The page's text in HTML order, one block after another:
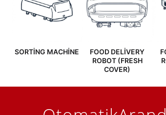
SORTING MACHINE
FOOD DELIVERY
ROBOT (FRESH
COVER)